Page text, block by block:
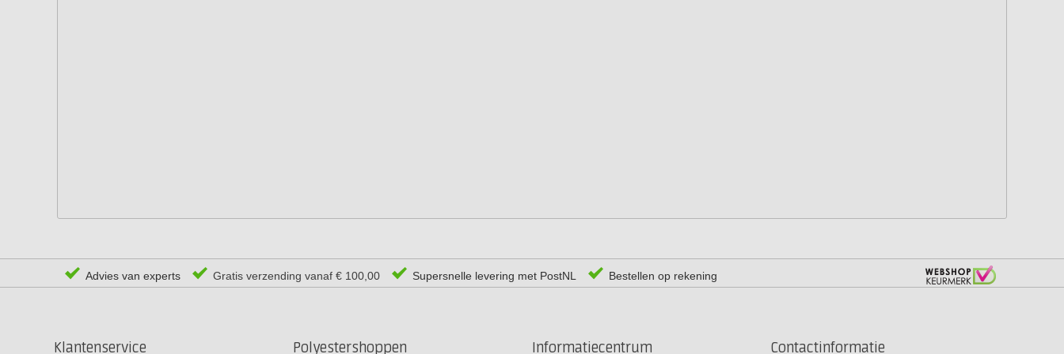
Advies van experts Gratis verzending vanaf € 100,00 Supersnelle levering met PostNL Bestellen op rekening
Klantenservice Polyestershoppen Informatiecentrum Contactinformatie